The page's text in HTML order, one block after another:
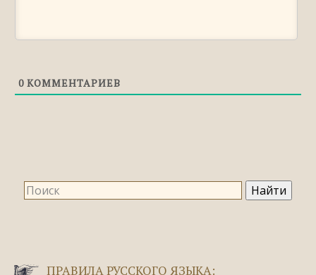
словах
глаголах
0 КОММЕНТАРИЕВ
ПРАВИЛА РУССКОГО ЯЗЫКА: